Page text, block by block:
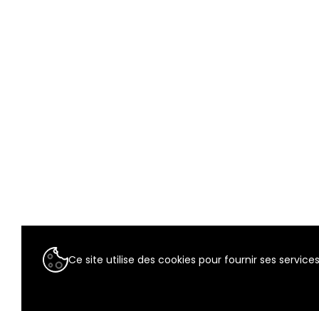
Ce site utilise des cookies pour fournir ses